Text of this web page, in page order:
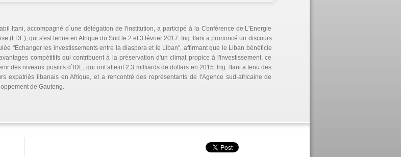
Itani, accompagné d`une délégation de l'institution, a participé à la Conférence de L'Energie
(LDE), qui s'est tenue en Afrique du Sud le 2 et 3 février 2017. Ing. Itani a prononcé un discours
"Echanger les investissements entre la diaspora et le Liban", affirmant que le Liban bénéficie
compétitifs qui contribuent à la préservation d'un climat propice à l'investissement, ce
des niveaux positifs d`IDE, qui ont atteint 2,3 milliards de dollars en 2015. Ing. Itani a tenu des
expatriés libanais en Afrique, et a rencontré des représentants de l'Agence sud-africaine de
de Gauteng.